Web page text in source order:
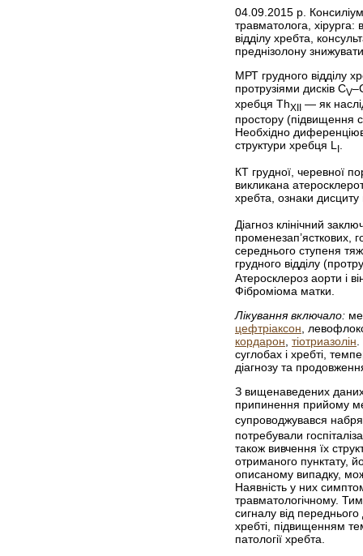
04.09.2015 р. Консиліум
травматолога,
відділу хребта,
преднізолону
МРТ грудного відділу
протрузіями дисків CV
хребця ThХII — як
простору (підвищення
Необхідно
структури хребця L I
КТ грудної, черевної
викликана
хребта, ознаки дисциту
Діагноз клінічний
променезап’ясткових,
середнього ступеня
грудного відділу
Атеросклероз аорти і
Фіброміома матки.
Лікування включало:
цефтріаксон,
кордарон, тіотриазолін.
суглобах і хребті,
діагнозу та
З вищенаведених даних
припинення прийому
супроводжувався
потребували
також вивчення їх
отриманого пунктату,
описаному випадку,
Наявність у них
травматологічному.
сигналу від
хребті, підвищенням
патології хребта.